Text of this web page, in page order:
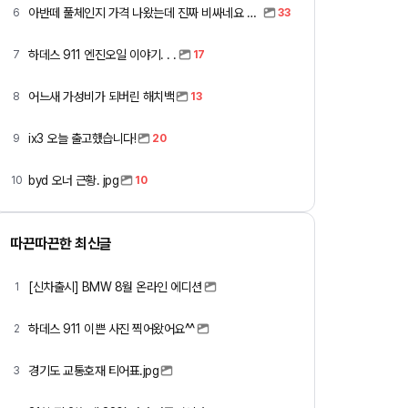
6 아반떼 풀체인지 가격 나왔는데 진짜 비싸네요 ㅎㅎ 33
7 하데스 911 엔진오일 이야기. . . 17
8 어느새 가성비가 되버린 해치백 13
9 ix3 오늘 출고했습니다! 20
10 byd 오너 근황. jpg 10
따끈따끈한 최신글
1 [신차출시] BMW 8월 온라인 에디션
2 하데스 911 이쁜 사진 찍어왔어요^^
3 경기도 교통호재 티어표.jpg